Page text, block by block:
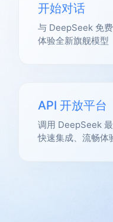
开始对话
与 DeepSeek 免
体验全新旗舰模型
API 开放平台
调用 DeepSeek
快速集成、流畅体